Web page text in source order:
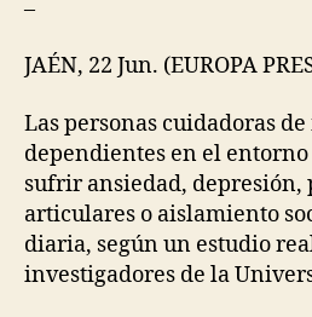
C
R
E
E
N
D
E
R
E
D
D
I
–
JAÉN, 22 Jun. (EUROPA
Las personas cuidadoras
dependientes en el
sufrir ansiedad, depresión,
articulares o aislamiento
diaria, según un estudio
investigadores de la